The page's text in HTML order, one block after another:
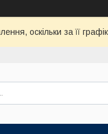
оскільки за її